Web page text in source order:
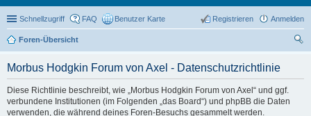
Schnellzugriff FAQ Benutzer Karte Anmelden
Registrieren
Foren-Übersicht
Morbus Hodgkin Forum von Axel - Datenschutzrichtlinie
Diese Richtlinie beschreibt, wie „Morbus Hodgkin Forum von Axel“ und ggf.
verbundene Institutionen (im Folgenden „das Board“) und phpBB die Daten
verwenden, die während deines Foren-Besuchs gesammelt werden.